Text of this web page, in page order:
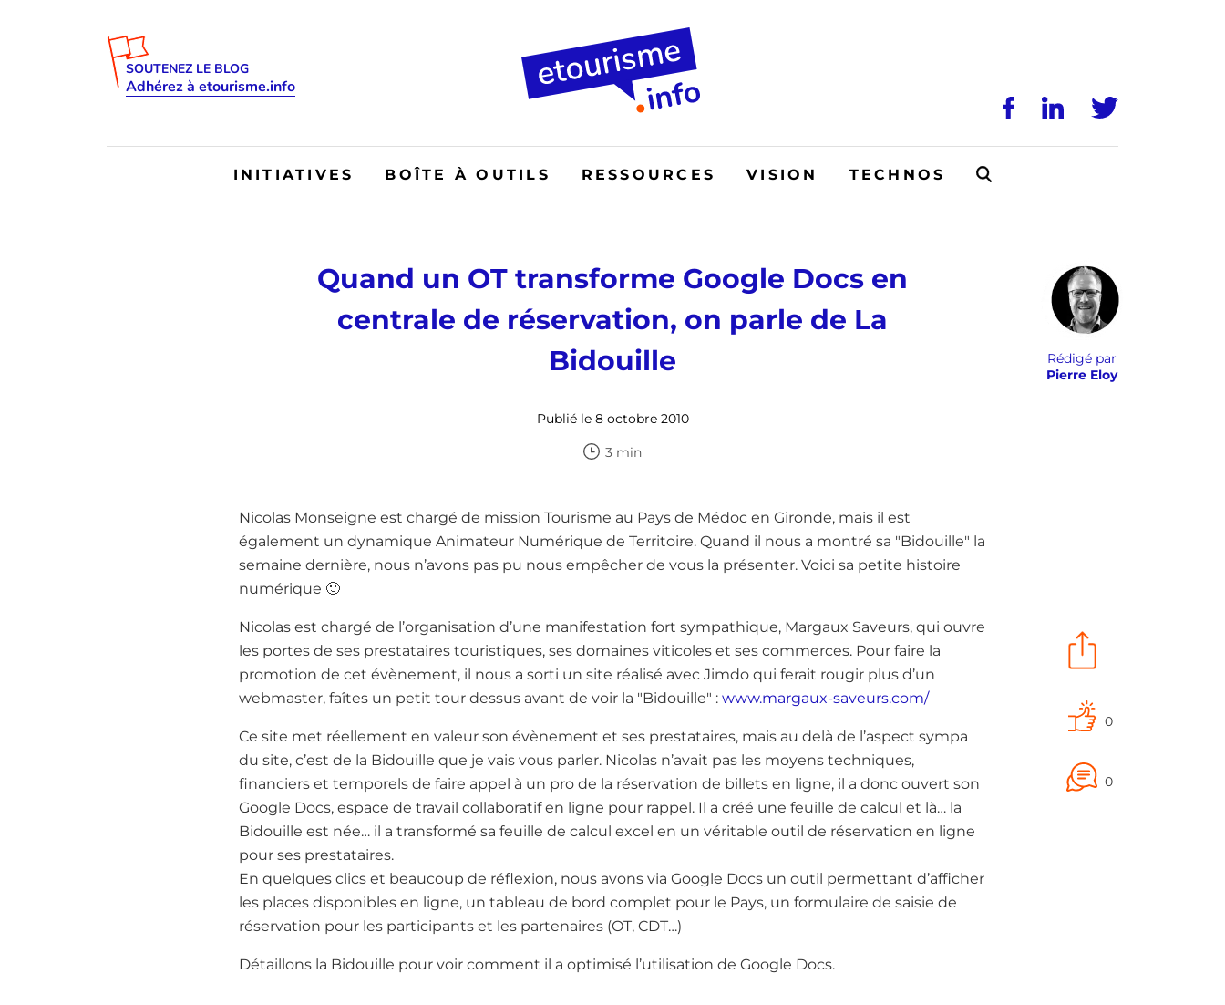
SOUTENEZ LE BLOG
Adhérez à etourisme.info
INITIATIVES BOÎTE À OUTILS RESSOURCES VISION TECHNOS
Quand un OT transforme Google Docs en
centrale de réservation, on parle de La
Bidouille
Publié le 8 octobre 2010
3 min
Rédigé par
Pierre Eloy
0
0
Nicolas Monseigne est chargé de mission Tourisme au Pays de Médoc en Gironde, mais il est
également un dynamique Animateur Numérique de Territoire. Quand il nous a montré sa "Bidouille" la
semaine dernière, nous n’avons pas pu nous empêcher de vous la présenter. Voici sa petite histoire
numérique 🙂
Nicolas est chargé de l’organisation d’une manifestation fort sympathique, Margaux Saveurs, qui ouvre
les portes de ses prestataires touristiques, ses domaines viticoles et ses commerces. Pour faire la
promotion de cet évènement, il nous a sorti un site réalisé avec Jimdo qui ferait rougir plus d’un
webmaster, faîtes un petit tour dessus avant de voir la "Bidouille" : www.margaux-saveurs.com/
Ce site met réellement en valeur son évènement et ses prestataires, mais au delà de l’aspect sympa
du site, c’est de la Bidouille que je vais vous parler. Nicolas n’avait pas les moyens techniques,
financiers et temporels de faire appel à un pro de la réservation de billets en ligne, il a donc ouvert son
Google Docs, espace de travail collaboratif en ligne pour rappel. Il a créé une feuille de calcul et là… la
Bidouille est née… il a transformé sa feuille de calcul excel en un véritable outil de réservation en ligne
pour ses prestataires.
En quelques clics et beaucoup de réflexion, nous avons via Google Docs un outil permettant d’afficher
les places disponibles en ligne, un tableau de bord complet pour le Pays, un formulaire de saisie de
réservation pour les participants et les partenaires (OT, CDT…)
Détaillons la Bidouille pour voir comment il a optimisé l’utilisation de Google Docs.